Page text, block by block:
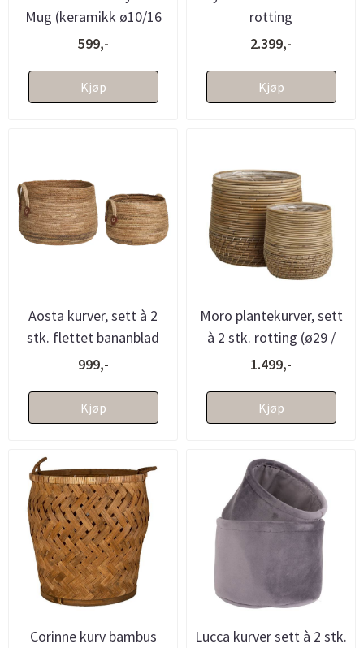
Mug (keramikk ø10/16
h10)
599,-
Kjøp
rotting
(d47xh49/d41xh46)
2.399,-
Kjøp
Aosta kurver, sett à 2
stk. flettet bananblad
(ø31 / ø39)
999,-
Kjøp
Moro plantekurver, sett
à 2 stk. rotting (ø29 /
ø39)
1.499,-
Kjøp
Corinne kurv bambus
Lucca kurver sett à 2 stk.